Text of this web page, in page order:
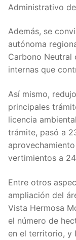
Administrativo
Además, se
autónoma
Carbono Neutral
internas que
Así mismo,
principales
licencia
trámite, pasó a
vertimientos a
Entre otros
ampliación del
Vista Hermosa
el número de
en el territorio, y